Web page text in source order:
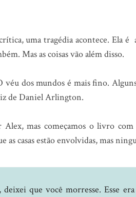
uma tragédia acontece. Ela
Mas as coisas vão além disso.
dos mundos é mais fino.
de Daniel Arlington.
mas começamos o livro com
as casas estão envolvidas, mas
que você morresse. Esse